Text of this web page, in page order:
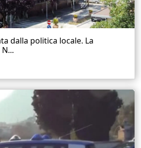
dalla politica locale. La